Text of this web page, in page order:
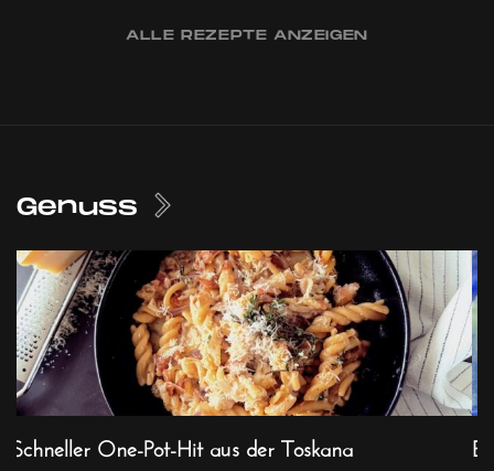
ALLE REZEPTE ANZEIGEN
Genuss
Schneller One-Pot-Hit aus der Toskana